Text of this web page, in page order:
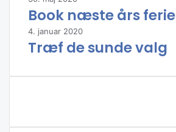
Book næste års
4. januar 2020
Træf de sunde valg